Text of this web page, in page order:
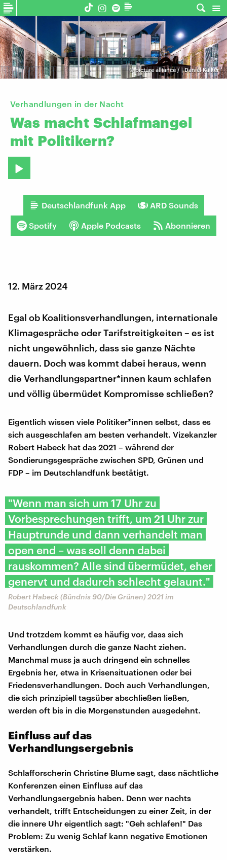
©picture alliance / | Daniel Kalker
Verhandlungen in der Nacht
Was macht Schlafmangel
mit Politikern?
Deutschlandfunk App ARD Sounds
Spotify Apple Podcasts Abonnieren
12. März 2024
Egal ob Koalitionsverhandlungen, internationale
Klimagespräche oder Tarifstreitigkeiten – es ist
nicht ungewöhnlich, dass sie ganze Nächte
dauern. Doch was kommt dabei heraus, wenn
die Verhandlungspartner*innen kaum schlafen
und völlig übermüdet Kompromisse schließen?
Eigentlich wissen viele Politiker*innen selbst, dass es
sich ausgeschlafen am besten verhandelt. Vizekanzler
Robert Habeck hat das 2021 – während der
Sondierungsgespräche zwischen SPD, Grünen und
FDP – im Deutschlandfunk bestätigt.
"Wenn man sich um 17 Uhr zu
Vorbesprechungen trifft, um 21 Uhr zur
Hauptrunde und dann verhandelt man
open end – was soll denn dabei
rauskommen? Alle sind übermüdet, eher
genervt und dadurch schlecht gelaunt."
Robert Habeck (Bündnis 90/Die Grünen) 2021 im
Deutschlandfunk
Und trotzdem kommt es häufig vor, dass sich
Verhandlungen durch die ganze Nacht ziehen.
Manchmal muss ja auch dringend ein schnelles
Ergebnis her, etwa in Krisensituationen oder bei
Friedensverhandlungen. Doch auch Verhandlungen,
die sich prinzipiell tagsüber abschließen ließen,
werden oft bis in die Morgenstunden ausgedehnt.
Einfluss auf das
Verhandlungsergebnis
Schlafforscherin Christine Blume sagt, dass nächtliche
Konferenzen einen Einfluss auf das
Verhandlungsergebnis haben. Denn wer nachts
verhandelt, trifft Entscheidungen zu einer Zeit, in der
die innere Uhr eigentlich sagt: "Geh schlafen!" Das
Problem: Zu wenig Schlaf kann negative Emotionen
verstärken.